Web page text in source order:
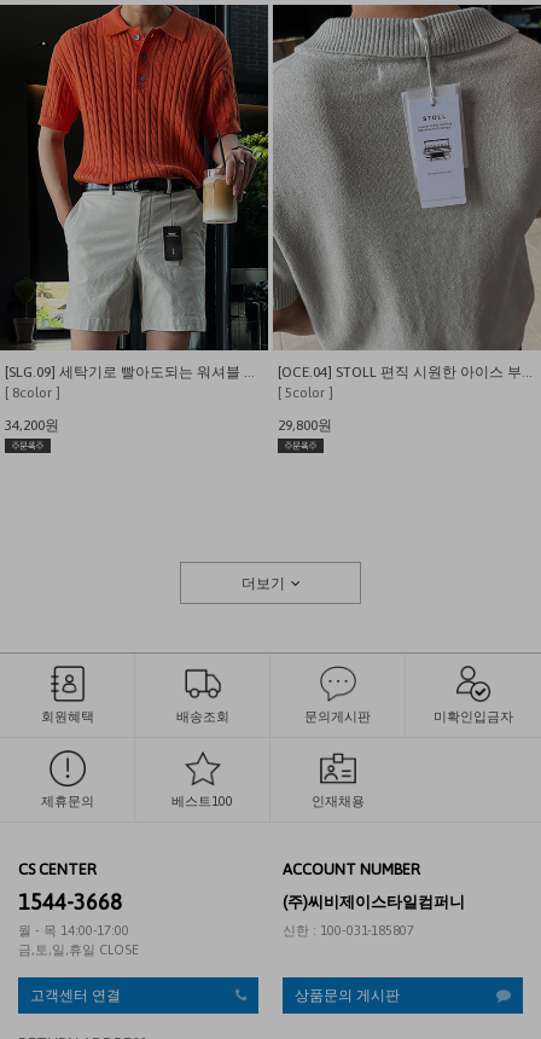
[SLG.09] 세탁기로 빨아도되는 워셔블 케이블 꽈배기 카라 니트
[ 8color ]
34,200원
[OCE.04] STOLL 편직 시원한 아이스 부클 오픈 카라니트
[ 5color ]
29,800원
더보기
회원혜택 배송조회 문의게시판 미확인입금자
제휴문의 베스트100 인재채용
CS CENTER
1544-3668
월 - 목 14:00-17:00
금,토,일,휴일 CLOSE
ACCOUNT NUMBER
(주)씨비제이스타일컴퍼니
신한 : 100-031-185807
고객센터 연결 상품문의 게시판